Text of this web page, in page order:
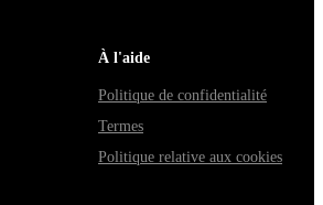
À l'aide
Politique de confidentialité
Termes
Politique relative aux cookies